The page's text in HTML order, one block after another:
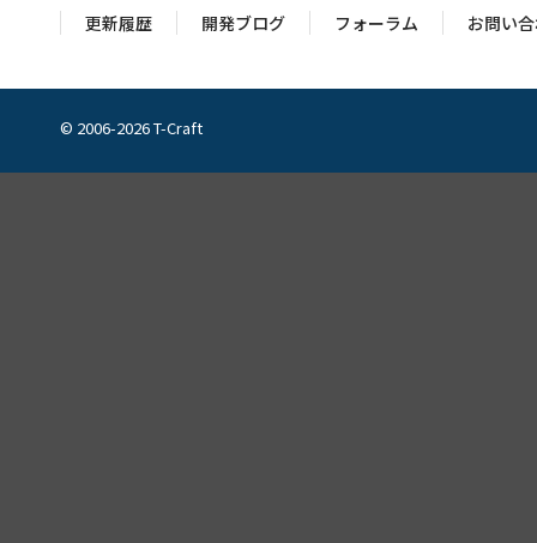
更新履歴 開発ブログ フォーラム お問い
© 2006-2026 T-Craft